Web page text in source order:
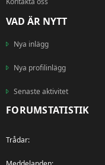
VAD ÄR NYTT
Nya inlägg
Nya profilinlägg
Senaste aktivitet
FORUMSTATISTIK
Trådar